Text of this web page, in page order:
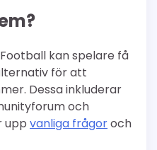
kan spelare få
för att
Dessa inkluderar
och
upp vanliga frågoroch